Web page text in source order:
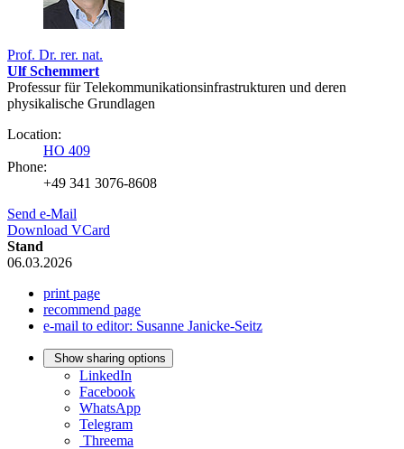
Prof. Dr. rer. nat.
Ulf Schemmert
Professur für Telekommunikationsinfrastrukturen und deren
physikalische Grundlagen
Location:
HO 409
Phone:
+49 341 3076-8608
Send e-Mail
Download VCard
Stand
06.03.2026
print page
recommend page
e-mail to editor: Susanne Janicke-Seitz
Show sharing options
LinkedIn
Facebook
WhatsApp
Telegram
Threema